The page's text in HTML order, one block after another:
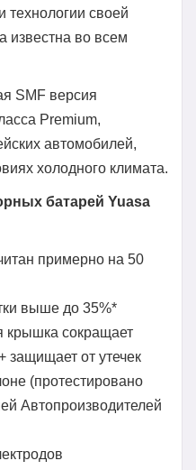
технологии своей
известна во всем
SMF версия
Premium,
автомобилей,
холодного климата.
батарей Yuasa
примерно на 50
выше до 35%*
крышка сокращает
защищает от утечек
(протестировано
Автопроизводителей